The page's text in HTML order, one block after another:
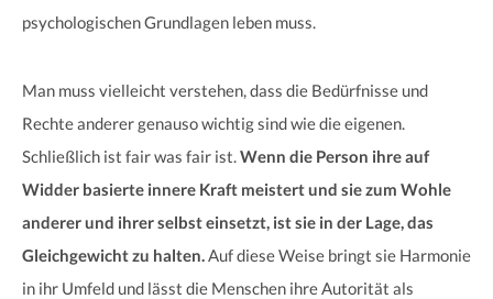
psychologischen Grundlagen leben muss.
Man muss vielleicht verstehen, dass die Bedürfnisse und
Rechte anderer genauso wichtig sind wie die eigenen.
Schließlich ist fair was fair ist.Wenn die Person ihre auf
Widder basierte innere Kraft meistert und sie zum Wohle
anderer und ihrer selbst einsetzt, ist sie in der Lage, das
Gleichgewicht zu halten.Auf diese Weise bringt sie Harmonie
in ihr Umfeld und lässt die Menschen ihre Autorität als